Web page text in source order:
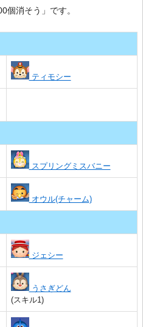
個消そう」です。
ティモシー
スプリングミスバニー
オウル(チャーム)
ジェシー
うさぎどん
(スキル1)